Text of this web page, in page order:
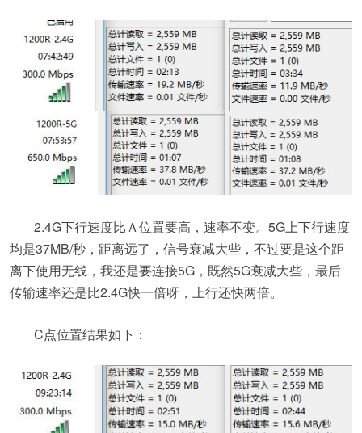
2.4G下行速度比Ａ位置要高，速率不变。5G上下行速度
均是37MB/秒，距离远了，信号衰减大些，不过要是这个距
离下使用无线，我还是要连接5G，既然5G衰减大些，最后
传输速率还是比2.4G快一倍呀，上行还快两倍。
C点位置结果如下：